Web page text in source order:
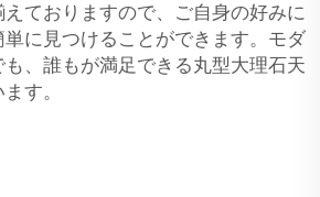
ておりますので、ご自身の好みに
に見つけることができます。モダ
、誰もが満足できる丸型大理石天
す。